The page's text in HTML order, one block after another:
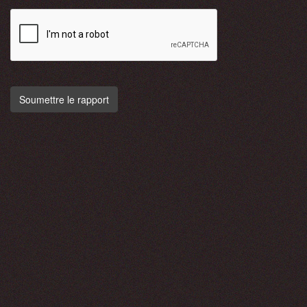
Soumettre le rapport